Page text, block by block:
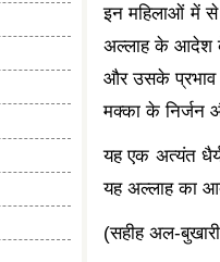
इन महिलाओं में से
अल्लाह के आदेश के
और उसके प्रभाव
मक्का के निर्जन
यह एक अत्यंत
यह अल्लाह का
(सहीह अल-